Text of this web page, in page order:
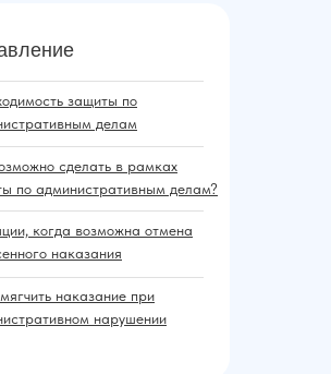
защиты по
делам
сделать в рамках
по административным делам?
когда возможна отмена
наказания
наказание при
нарушении